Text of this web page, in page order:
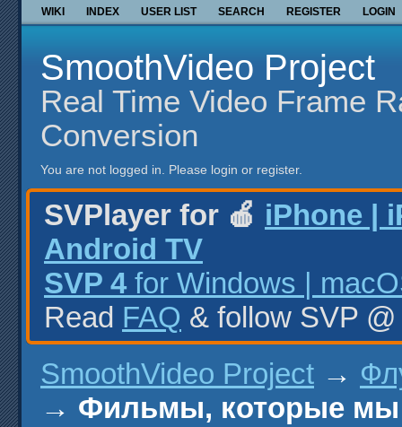
WIKI INDEX USER LIST SEARCH REGISTER LOGIN
SmoothVideo Project
Real Time Video Frame
Conversion
You are not logged in. Please login or register.
SVPlayer for 🍎 iPhone |
Android TV
SVP 4 for Windows |
Read FAQ & follow SVP
SmoothVideo Project →
→ Фильмы, которые мы